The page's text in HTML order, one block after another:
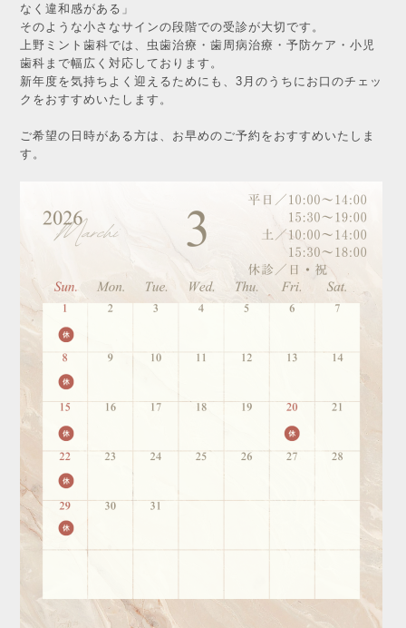
なく違和感がある」
そのような小さなサインの段階での受診が大切です。
上野ミント歯科では、虫歯治療・歯周病治療・予防ケア・小児
歯科まで幅広く対応しております。
新年度を気持ちよく迎えるためにも、3月のうちにお口のチェッ
クをおすすめいたします。
ご希望の日時がある方は、お早めのご予約をおすすめいたしま
す。